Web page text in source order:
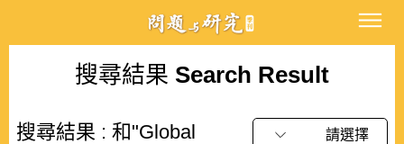
搜尋結果 Search Result
搜尋結果 : 和"Global
請選擇